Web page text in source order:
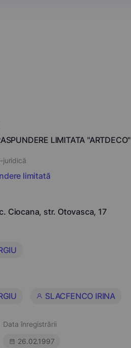
LIMITATA "ARTDECO"
juridică
limitată
Ciocana, str. Otovasca, 17
SLACFENCO IRINA
Data înregistrării
26.02.1997